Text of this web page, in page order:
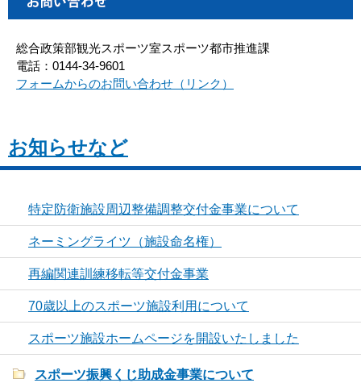
総合政策部観光スポーツ室スポーツ都市推進課
電話：0144-34-9601
フォームからのお問い合わせ（リンク）
お知らせなど
特定防衛施設周辺整備調整交付金事業について
ネーミングライツ（施設命名権）
再編関連訓練移転等交付金事業
70歳以上のスポーツ施設利用について
スポーツ施設ホームページを開設いたしました
スポーツ振興くじ助成金事業について